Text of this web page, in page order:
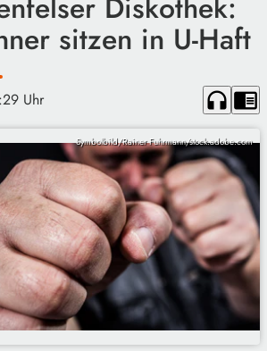
Diskothek:
sitzen in U-Haft
Uhr headphones chrome_reader_mode
Symbolbild/Rainer Fuhrmann/stock.adobe.com